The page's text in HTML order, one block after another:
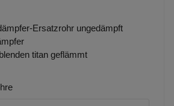
Ersatzrohr ungedämpft
titan geflämmt